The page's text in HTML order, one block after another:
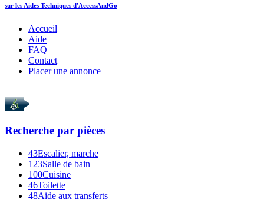
sur les Aides Techniques d'AccessAndGo
Accueil
Aide
FAQ
Contact
Placer une annonce
Recherche par pièces
43Escalier, marche
123Salle de bain
100Cuisine
46Toilette
48Aide aux transferts